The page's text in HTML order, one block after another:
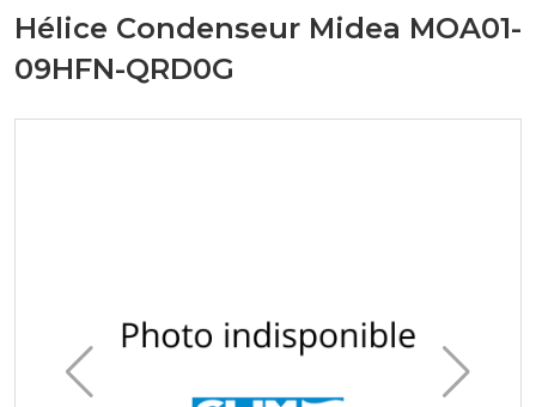
Hélice Condenseur Midea MOA01-
09HFN-QRD0G